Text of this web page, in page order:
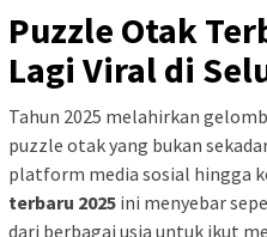
Puzzle Otak
Lagi Viral di
Tahun 2025 melahirkan
puzzle otak yang bukan
platform media sosial hingga
terbaru 2025 ini menyebar
dari berbagai usia untuk ikut